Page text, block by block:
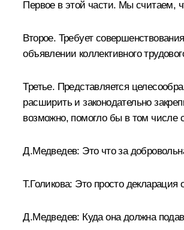
Первое в этой части. Мы считаем,
Второе. Требует
объявлении коллективного
Третье. Представляется
расширить и законодательно
возможно, помогло бы в том числе
Д.Медведев: Это что за
Т.Голикова: Это просто декларация
Д.Медведев: Куда она должна